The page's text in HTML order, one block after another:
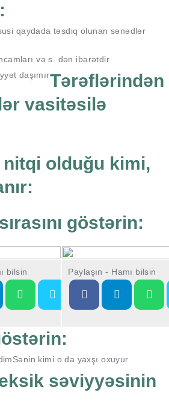
qaydada təsdiq olunan sənədlər
və s. dən ibarətdir
daşımırTərəflərindən
vasitəsilə
nitqi olduğu kimi,
göstərin:
bilsin Paylaşın - Hamı bilsin
Sənin kimi o da yaxşı oxuyur
səviyyəsinin